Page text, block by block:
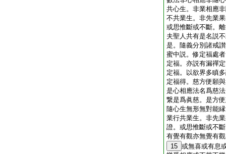
共心生。非業相應
不共業生。非先業
或思惟斷或不斷。
夫聖人共有是名説
是。隨義分別諸戒
蜜中説。修定福處
定福。亦説有漏禪
定福。以欲界多瞋
定福得。慈方便願
是心相應法名爲慈
繋是爲眞慈。是方
隨心生無形無對能
業行共業生。非先
證。或思惟斷或不
有覺有觀亦無覺有
15 或無喜或有息